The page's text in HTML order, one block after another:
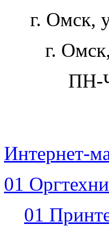
г. Омск,
г.
ПН-
Интернет-
01
01